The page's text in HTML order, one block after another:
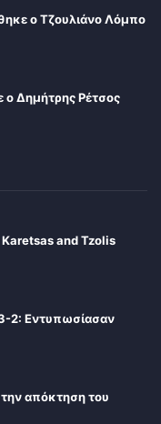
ο Τζουλιάνο Λόμπο
Δημήτρης Ρέτσος
and Tzolis
2: Εντυπωσίασαν
απόκτηση του